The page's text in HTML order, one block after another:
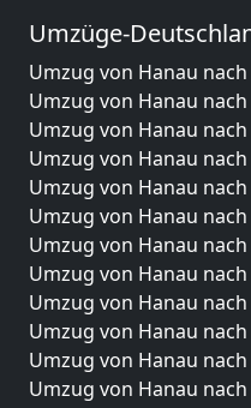
Umzüge-
Umzug von Hanau
Umzug von Hanau
Umzug von Hanau
Umzug von Hanau
Umzug von Hanau
Umzug von Hanau
Umzug von Hanau
Umzug von Hanau
Umzug von Hanau
Umzug von Hanau nach
Umzug von Hanau
Umzug von Hanau